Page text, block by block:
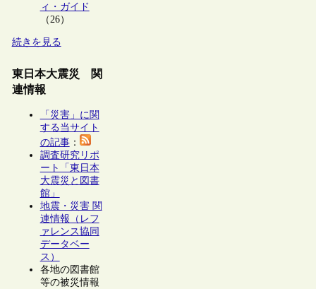
ィ・ガイド
（26）
続きを見る
東日本大震災 関
連情報
「災害」に関
する当サイト
の記事：
調査研究リポ
ート「東日本
大震災と図書
館」
地震・災害 関
連情報（レフ
ァレンス協同
データベー
ス）
各地の図書館
等の被災情報